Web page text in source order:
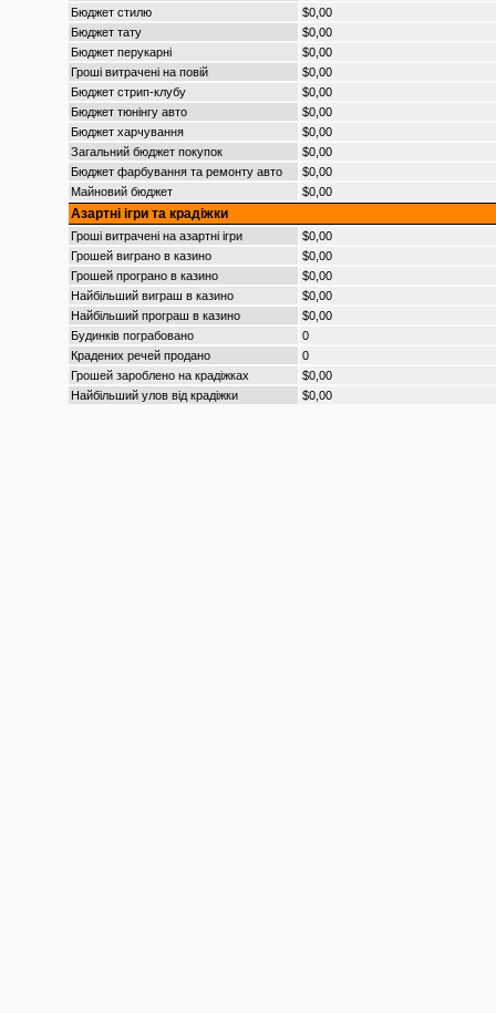
Бюджет стилю
$0,00
Бюджет тату
$0,00
Бюджет перукарні
$0,00
Гроші витрачені на повій
$0,00
Бюджет стрип-клубу
$0,00
Бюджет тюнінгу авто
$0,00
Бюджет харчування
$0,00
Загальний бюджет покупок
$0,00
Бюджет фарбування та ремонту авто
$0,00
Майновий бюджет
$0,00
Азартні ігри та крадіжки
Гроші витрачені на азартні ігри
$0,00
Грошей виграно в казино
$0,00
Грошей програно в казино
$0,00
Найбільший виграш в казино
$0,00
Найбільший програш в казино
$0,00
Будинків пограбовано
0
Крадених речей продано
0
Грошей зароблено на крадіжках
$0,00
Найбільший улов від крадіжки
$0,00